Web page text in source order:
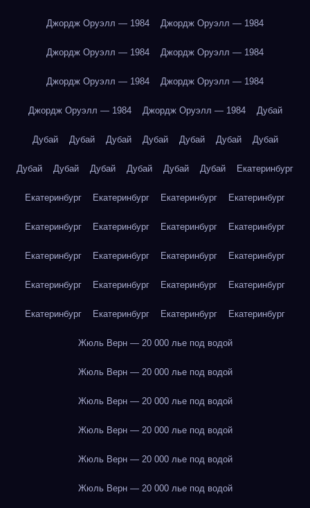
Джордж Оруэлл — 1984 Джордж Оруэлл — 1984
Джордж Оруэлл — 1984 Джордж Оруэлл — 1984
Джордж Оруэлл — 1984 Джордж Оруэлл — 1984
Джордж Оруэлл — 1984 Джордж Оруэлл — 1984 Дубай
Дубай Дубай Дубай Дубай Дубай Дубай Дубай
Дубай Дубай Дубай Дубай Дубай Дубай Екатеринбург
Екатеринбург Екатеринбург Екатеринбург Екатеринбург
Екатеринбург Екатеринбург Екатеринбург Екатеринбург
Екатеринбург Екатеринбург Екатеринбург Екатеринбург
Екатеринбург Екатеринбург Екатеринбург Екатеринбург
Екатеринбург Екатеринбург Екатеринбург Екатеринбург
Жюль Верн — 20 000 лье под водой
Жюль Верн — 20 000 лье под водой
Жюль Верн — 20 000 лье под водой
Жюль Верн — 20 000 лье под водой
Жюль Верн — 20 000 лье под водой
Жюль Верн — 20 000 лье под водой